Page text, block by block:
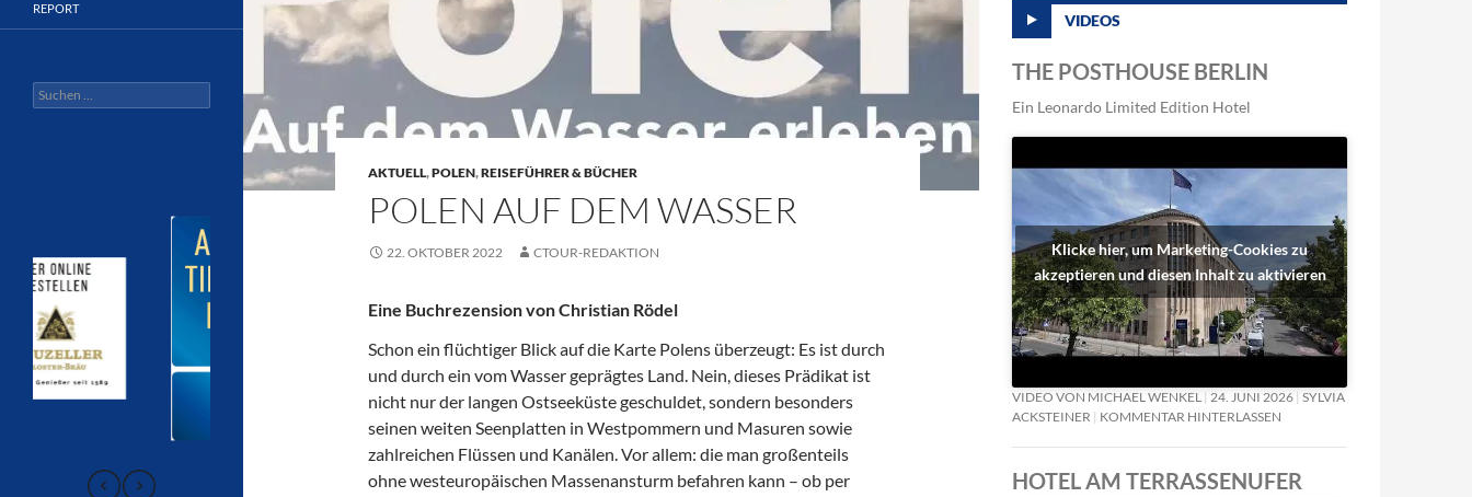
AKTUELL,POLEN,REISEFÜHRER & BÜCHER
POLEN AUF DEM WASSER
22. OKTOBER 2022 CTOUR-REDAKTION
Eine BuchrezensionvonChristian Rödel
Schon ein flüchtiger Blick auf die Karte Polens überzeugt: Es ist durch
und durch ein vom Wasser geprägtes Land. Nein, dieses Prädikat ist
nicht nur der langen Ostseeküste geschuldet, sondern besonders
seinen weiten Seenplatten in Westpommern und Masuren sowie
zahlreichen Flüssen und Kanälen. Vor allem: die man großenteils
ohne westeuropäischen Massenansturm befahren kann – ob per
VIDEOS
THE POSTHOUSE BERLIN
Ein Leonardo Limited Edition Hotel
Klicke hier, um Marketing-Cookies zu
akzeptieren und diesen Inhalt zu aktivieren
VIDEO VON MICHAEL WENKEL 24. JUNI 2026 SYLVIA
ACKSTEINER
KOMMENTAR HINTERLASSEN
HOTEL AM TERRASSENUFER
REPORT
Suchen
nach: